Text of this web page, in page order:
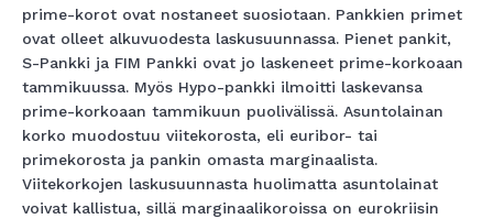
prime-korot ovat nostaneet suosiotaan. Pankkien primet
ovat olleet alkuvuodesta laskusuunnassa. Pienet pankit,
S-Pankki ja FIM Pankki ovat jo laskeneet prime-korkoaan
tammikuussa. Myös Hypo-pankki ilmoitti laskevansa
prime-korkoaan tammikuun puolivälissä. Asuntolainan
korko muodostuu viitekorosta, eli euribor- tai
primekorosta ja pankin omasta marginaalista.
Viitekorkojen laskusuunnasta huolimatta asuntolainat
voivat kallistua, sillä marginaalikoroissa on eurokriisin